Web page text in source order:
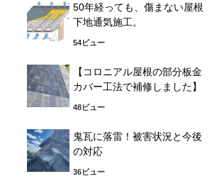
50年経っても、傷まない屋根
下地通気施工。
54ビュー
【コロニアル屋根の部分板金
カバー工法で補修しました】
48ビュー
鬼瓦に落雷！被害状況と今後
の対応
36ビュー